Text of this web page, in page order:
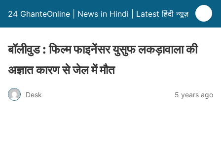
24 GhanteOnline | News in Hindi | Latest हिंदी न्यूज़
बॉलीवुड : फिल्म फाइनेंसर युसुफ लकड़ावाला की
अज्ञात कारण से जेल में मौत
Desk 5 years ago